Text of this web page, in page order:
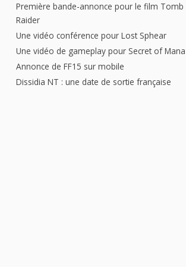
Première bande-annonce pour le film Tomb
Raider
Une vidéo conférence pour Lost Sphear
Une vidéo de gameplay pour Secret of Mana
Annonce de FF15 sur mobile
Dissidia NT : une date de sortie française